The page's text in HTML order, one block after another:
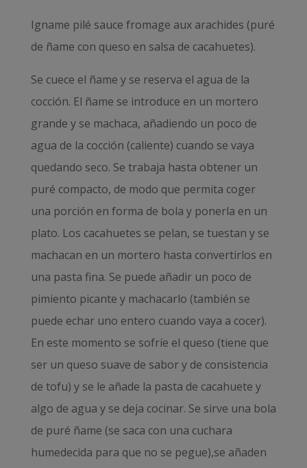
Igname pilé sauce fromage aux arachides (puré
de ñame con queso en salsa de cacahuetes).
Se cuece el ñame y se reserva el agua de la
cocción. El ñame se introduce en un mortero
grande y se machaca, añadiendo un poco de
agua de la cocción (caliente) cuando se vaya
quedando seco. Se trabaja hasta obtener un
puré compacto, de modo que permita coger
una porción en forma de bola y ponerla en un
plato. Los cacahuetes se pelan, se tuestan y se
machacan en un mortero hasta convertirlos en
una pasta fina. Se puede añadir un poco de
pimiento picante y machacarlo (también se
puede echar uno entero cuando vaya a cocer).
En este momento se sofríe el queso (tiene que
ser un queso suave de sabor y de consistencia
de tofu) y se le añade la pasta de cacahuete y
algo de agua y se deja cocinar. Se sirve una bola
de puré ñame (se saca con una cuchara
humedecida para que no se pegue),se añaden